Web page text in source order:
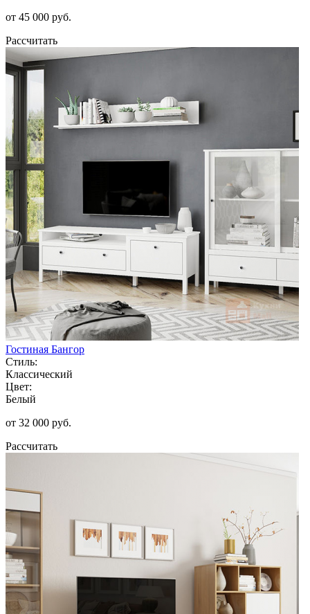
от 45 000 руб.
Рассчитать
Гостиная Бангор
Стиль:
Классический
Цвет:
Белый
от 32 000 руб.
Рассчитать